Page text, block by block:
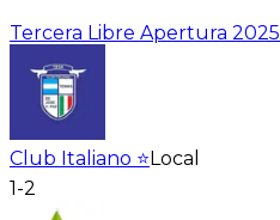
Tercera Libre Apertura 2025
Club Italiano ⭐Local
1-2